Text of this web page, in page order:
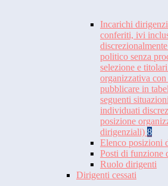
Incarichi
conferiti, ivi
politico senza
selezione e
organizzativa
pubblicare in
seguenti
individuati
posizione
dirigenziali) 8
Elenco posizioni
Posti di funzione
Ruolo dirigenti
Dirigenti cessati